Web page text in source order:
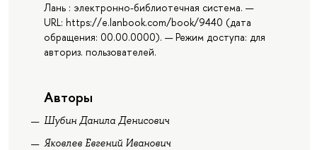
Лань : электронно-библиотечная система. —
URL: https://e.lanbook.com/book/9440 (дата
обращения: 00.00.0000). — Режим доступа: для
авториз. пользователей.
Авторы
Шубин Данила Денисович
Яковлев Евгений Иванович